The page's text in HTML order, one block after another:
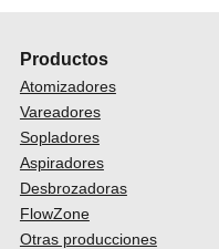
Productos
Atomizadores
Vareadores
Sopladores
Aspiradores
Desbrozadoras
FlowZone
Otras producciones